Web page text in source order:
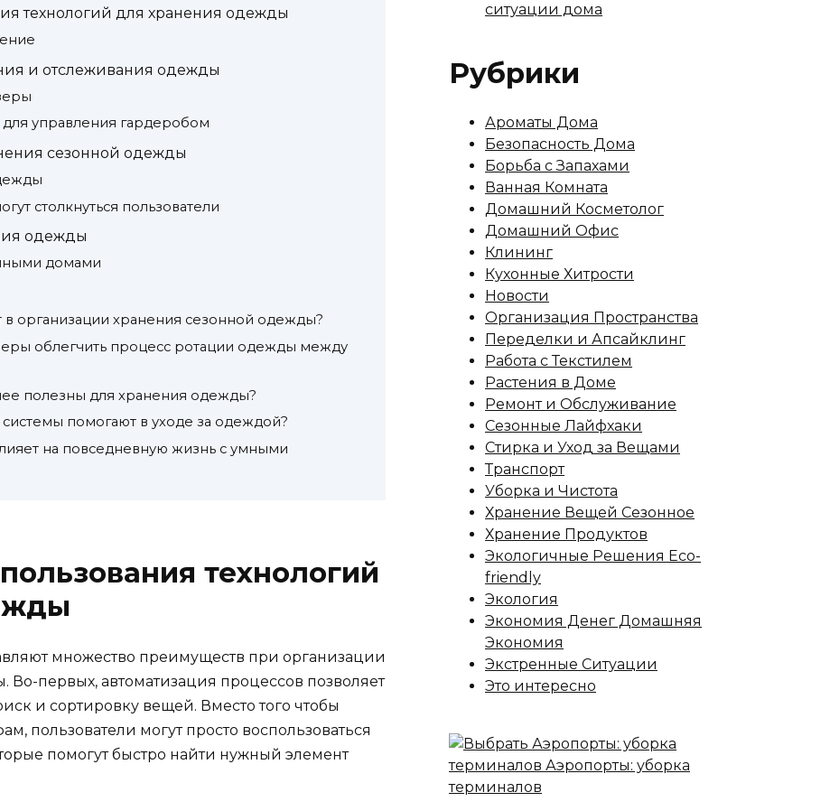
технологий для хранения одежды
и отслеживания одежды
управления гардеробом
сезонной одежды
столкнуться пользователи
одежды
домами
в организации хранения сезонной одежды?
облегчить процесс ротации одежды между
полезны для хранения одежды?
помогают в уходе за одеждой?
на повседневную жизнь с умными
технологий
множество преимуществ при организации
Во-первых, автоматизация процессов позволяет
и сортировку вещей. Вместо того чтобы
пользователи могут просто воспользоваться
помогут быстро найти нужный элемент
ситуации дома
Рубрики
Ароматы Дома
Безопасность Дома
Борьба с Запахами
Ванная Комната
Домашний Косметолог
Домашний Офис
Клининг
Кухонные Хитрости
Новости
Организация Пространства
Переделки и Апсайклинг
Работа с Текстилем
Растения в Доме
Ремонт и Обслуживание
Сезонные Лайфхаки
Стирка и Уход за Вещами
Транспорт
Уборка и Чистота
Хранение Вещей Сезонное
Хранение Продуктов
Экологичные Решения Eco-
friendly
Экология
Экономия Денег Домашняя
Экономия
Экстренные Ситуации
Это интересно